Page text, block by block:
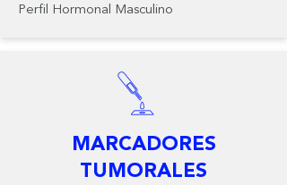
Perfil Hormonal Masculino
MARCADORES
TUMORALES